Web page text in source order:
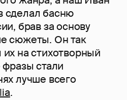
сделал басню
брав за основу
сюжеты. Он так
на стихотворный
стали
лучше всего
.